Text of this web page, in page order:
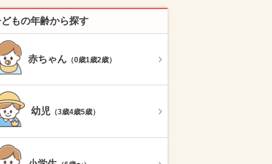
もの年齢から探す
赤ちゃん （0歳1歳2歳）
幼児 （3歳4歳5歳）